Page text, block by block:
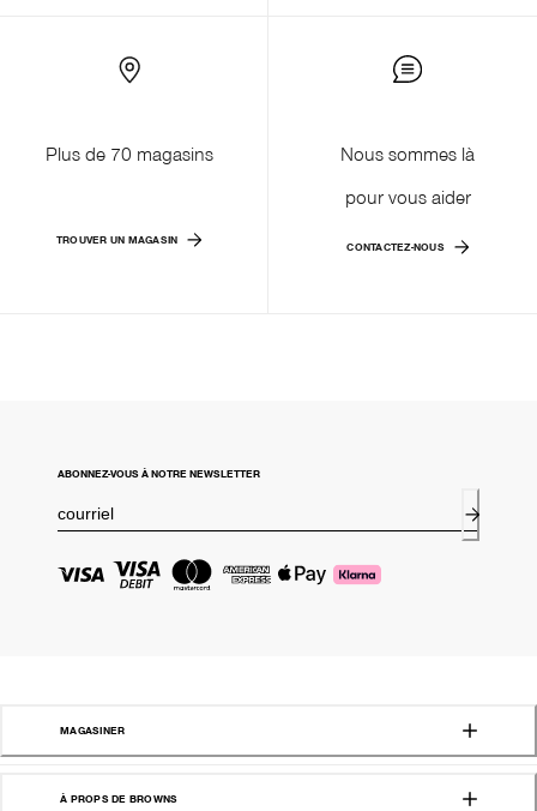
Plus de 70 magasins
TROUVER UN MAGASIN
Nous sommes là
pour vous aider
CONTACTEZ-NOUS
ABONNEZ-VOUS À NOTRE NEWSLETTER
MAGASINER
À PROPS DE BROWNS